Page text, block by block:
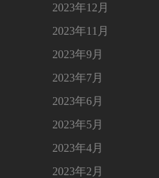
2023年12月
2023年11月
2023年9月
2023年7月
2023年6月
2023年5月
2023年4月
2023年2月